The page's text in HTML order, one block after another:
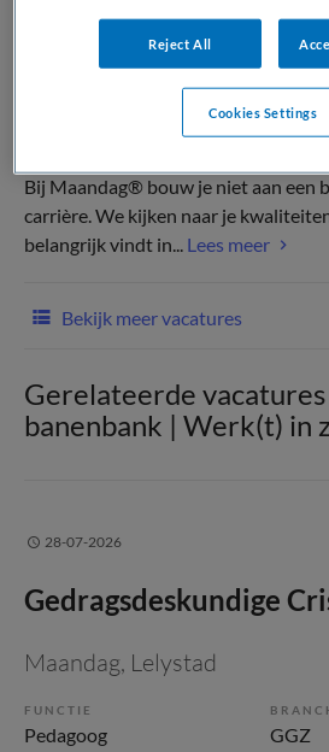
Bij Maandag® bouw je niet aan een
carrière. We kijken naar je
belangrijk vindt in... Lees meer
Bekijk meer vacatures
Gerelateerde
banenbank | Werk(t) in
28-07-2026
Gedragsdeskundige
Maandag, Lelystad
FUNCTIE
Pedagoog GGZ
Reject All
Cookies Settings